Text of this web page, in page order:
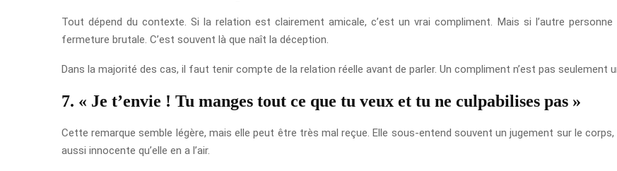
Tout dépend du contexte. Si la relation est clairement amicale, c’est un vrai compliment. Mais si l’autre
fermeture brutale. C’est souvent là que naît la déception.
Dans la majorité des cas, il faut tenir compte de la relation réelle avant de parler. Un compliment n’est pas seulement
7. « Je t’envie ! Tu manges tout ce que tu veux et tu ne culpabilises pas »
Cette remarque semble légère, mais elle peut être très mal reçue. Elle sous-entend souvent un jugement sur le
aussi innocente qu’elle en a l’air.